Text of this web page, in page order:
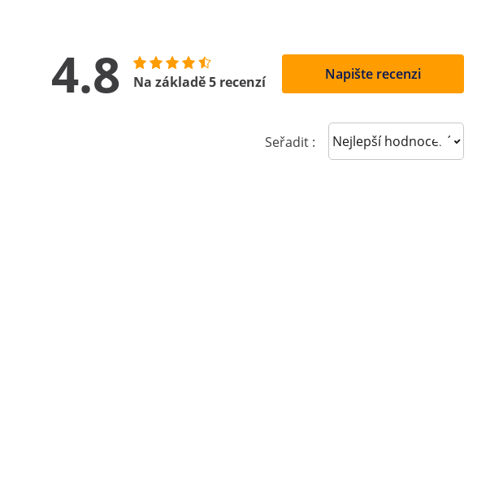
4.8 Na základě 5 recenzí Napište recenzi
Seřadit : Sort reviews